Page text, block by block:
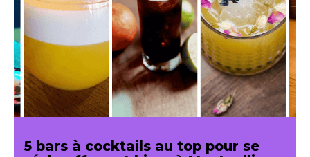
5 bars à cocktails au top pour se